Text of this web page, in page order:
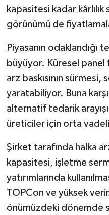
kapasitesi kadar
görünümü de
Piyasanın odaklandığı
büyüyor. Küresel panel
arz baskısının
yaratabiliyor. Buna
alternatif tedarik
üreticiler için orta
Şirket tarafında halka
kapasitesi, işletme
yatırımlarında
TOPCon ve yüksek
önümüzdeki dönemde